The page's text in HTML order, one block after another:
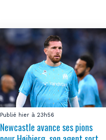
Publié hier à 23h56
Newcastle avance ses pions